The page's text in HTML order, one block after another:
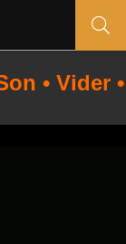
• Vider •